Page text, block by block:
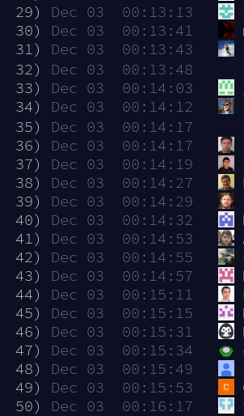
29)
Dec 03  00:13:13
30)
Dec 03  00:13:41
31)
Dec 03  00:13:43
32)
Dec 03  00:13:48
33)
Dec 03  00:14:03
34)
Dec 03  00:14:12
35)
Dec 03  00:14:17
36)
Dec 03  00:14:17
37)
Dec 03  00:14:19
38)
Dec 03  00:14:27
39)
Dec 03  00:14:29
40)
Dec 03  00:14:32
41)
Dec 03  00:14:53
42)
Dec 03  00:14:55
43)
Dec 03  00:14:57
44)
Dec 03  00:15:11
45)
Dec 03  00:15:15
46)
Dec 03  00:15:31
47)
Dec 03  00:15:34
48)
Dec 03  00:15:49
49)
Dec 03  00:15:53
50)
Dec 03  00:16:17